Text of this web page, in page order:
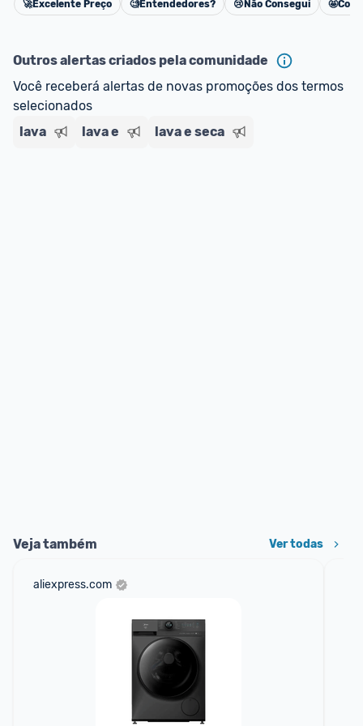
Cancelar
🚀Excelente Preço 🧐Entendedores? 😢 Não Consegui 🤩
Outros alertas criados pela comunidade
Você receberá alertas de novas promoções dos termos
selecionados
lava
lava e lava e seca
Veja também Ver todas
aliexpress.com